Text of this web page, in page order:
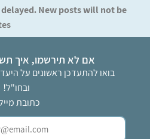
New posts will not be
אם לא תירשמו, איך
בואו להתעדכן ראשונים על
ובחו"ל!
כתובת